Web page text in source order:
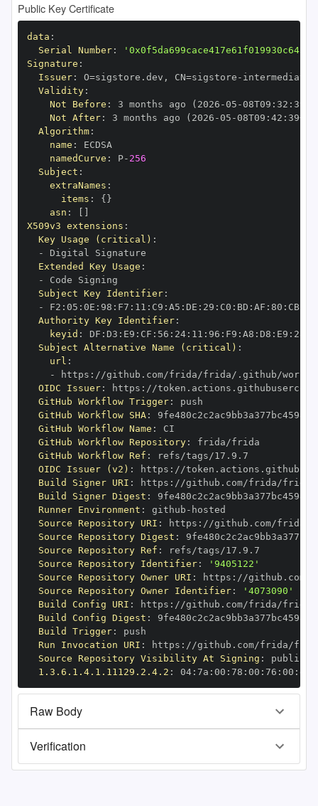
Public Key Certificate
data :
Serial Number:
Signature :
Issuer: O=sigstore.dev , CN=sigstore -
Validity:
Not Before : 3 months ago (2026 -05 -08T09 : 32 :
Not After: 3 months ago (2026 -05 -08T09 : 42 : 39+00
Algorithm:
name :
namedCurve : P- 256
Subject :
extraNames :
items : { }
asn :
X509v3 extensions :
Key Usage (critical) :
-
Extended Key Usage :
-
Subject Key Identifier:
-
F2 : 05 : 0E : 98 : F7 : 11 : C9 : A5 : DE : 29 : C0 : BD : AF : 80 : CB:
Authority Key Identifier:
keyid : DF : D3 : E9 : CF : 56 : 24: 11 : 96 : F9 : A8 : D8 : E9 : 28
Subject Alternative Name (critical) :
url :
-
https :
OIDC Issuer: https :
GitHub Workflow Trigger:
GitHub Workflow SHA:
GitHub Workflow Name :
GitHub Workflow Repository:
GitHub Workflow Ref :
OIDC Issuer (v2) : https :
Build Signer URI : https :
Build Signer Digest :
Runner Environment : github -
Source Repository URI : https :
Source Repository Digest :
Source Repository Ref :
Source Repository Identifier:
'9405122'
Source Repository Owner URI : https :
Source Repository Owner Identifier:
'4073090'
Build Config URI : https :
Build Config Digest :
Build Trigger:
Run Invocation URI : https :
Source Repository Visibility At Signing :
1.3.6.1.4.1.11129.2.4.2 : 04: 7a : 00 : 78 : 00 : 76 : 00 : dd
Raw Body
Verification